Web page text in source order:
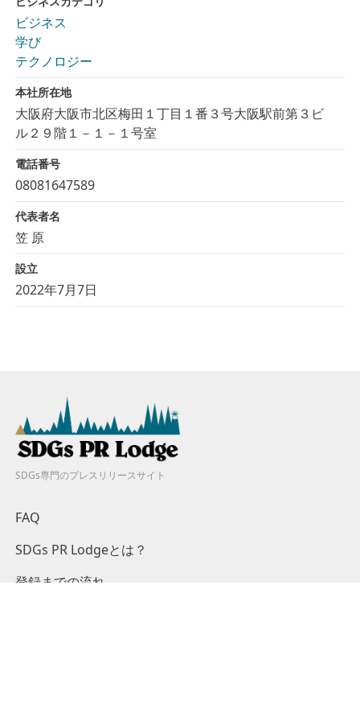
ビジネス
学び
テクノロジー
本社所在地
大阪府大阪市北区梅田１丁目１番３号大阪駅前第３ビ
ル２９階１－１－１号室
電話番号
08081647589
代表者名
笠 原
設立
2022年7月7日
SDGs専門のプレスリリースサイト
FAQ
SDGs PR Lodgeとは？
登録までの流れ